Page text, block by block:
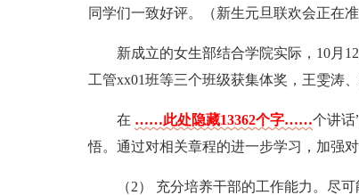
同学们一致好评。（新生元旦联欢会正在准
新成立的女生部结合学院实际，10月
工管xx01班等三个班级获集体奖，王雯涛
在 ……此处隐藏13362个字……个讲话
悟。通过对相关章程的进一步学习，加强
（2） 充分培养干部的工作能力。尽